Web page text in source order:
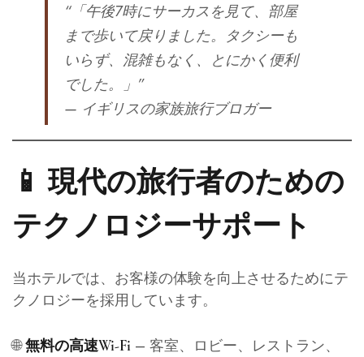
“「午後7時にサーカスを見て、部屋
まで歩いて戻りました。タクシーも
いらず、混雑もなく、とにかく便利
でした。」”
— イギリスの家族旅行ブロガー
📱 現代の旅行者のための
テクノロジーサポート
当ホテルでは、お客様の体験を向上させるためにテ
クノロジーを採用しています。
🌐無料の高速Wi-Fi – 客室、ロビー、レストラン、